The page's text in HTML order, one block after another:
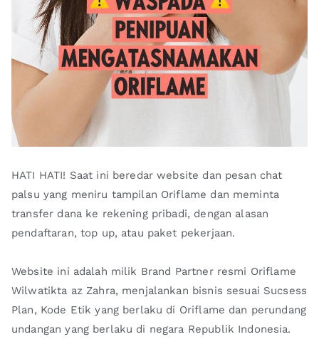
HATI HATI! Saat ini beredar website dan pesan chat
palsu yang meniru tampilan Oriflame dan meminta
transfer dana ke rekening pribadi, dengan alasan
pendaftaran, top up, atau paket pekerjaan.
Website ini adalah milik Brand Partner resmi Oriflame
Wilwatikta az Zahra, menjalankan bisnis sesuai Sucsess
Plan, Kode Etik yang berlaku di Oriflame dan perundang
undangan yang berlaku di negara Republik Indonesia.